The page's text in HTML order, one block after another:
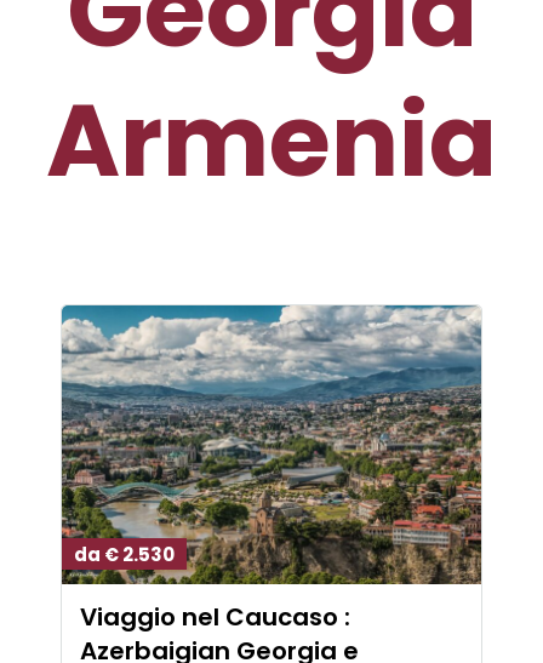
Armenia
da € 2.530
Viaggio nel Caucaso :
Azerbaigian Georgia e